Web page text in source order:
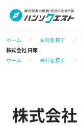
ホーム 会社を探す
株式会社 日報
ホーム
会社を探す
株式会社